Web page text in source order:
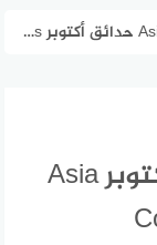
أسعار كمبوند Asia حدائق أكتوبر Asia